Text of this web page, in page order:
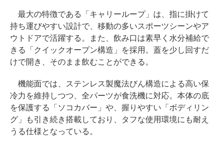
最大の特徴である「キャリーループ」は、指に掛けて
持ち運びやすい設計で、移動の多いスポーツシーンやア
ウトドアで活躍する。また、飲み口は素早く水分補給で
きる「クイックオープン構造」を採用。蓋を少し回すだ
けで開き、そのまま飲むことができる。
機能面では、ステンレス製魔法びん構造による高い保
冷力を維持しつつ、全パーツが食洗機に対応。本体の底
を保護する「ソコカバー」や、握りやすい「ボディリン
グ」も引き続き搭載しており、タフな使用環境にも耐え
うる仕様となっている。